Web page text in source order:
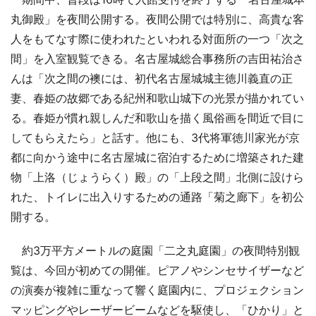
丸御殿」を夜間公開する。夜間公開では特別に、高貴な客
人をもてなす際に使われたといわれる対面所の一つ「次之
間」を入室観覧できる。名古屋城総合事務所の吉田祐治さ
んは「次之間の襖には、初代名古屋城城主徳川義直の正
妻、春姫の故郷である紀州和歌山城下の光景が描かれてい
る。春姫が慣れ親しんだ和歌山を描く風俗画を間近で目に
してもらえたら」と話す。他にも、3代将軍徳川家光が京
都に向かう途中に名古屋城に宿泊するために増築された建
物「上洛（じょうらく）殿」の「上段之間」北側に設けら
れた、トイレに出入りするための通路「菊之廊下」を初公
開する。
約3万平方メートルの庭園「二之丸庭園」の夜間特別観
覧は、今回が初めての開催。ピアノやシンセサイザーなど
の演奏が複雑に重なって響く庭園内に、プロジェクション
マッピングやレーザービームなどを駆使し、「ひかり」と